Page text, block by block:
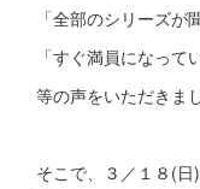
「全部のシリーズが
「すぐ満員になって
等の声をいただきま
そこで、３／１８(